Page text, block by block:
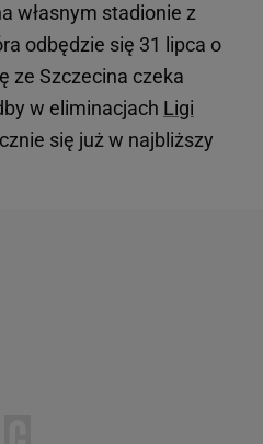
własnym stadionie z
odbędzie się 31 lipca o
ze Szczecina czeka
w eliminacjach Ligi
się już w najbliższy